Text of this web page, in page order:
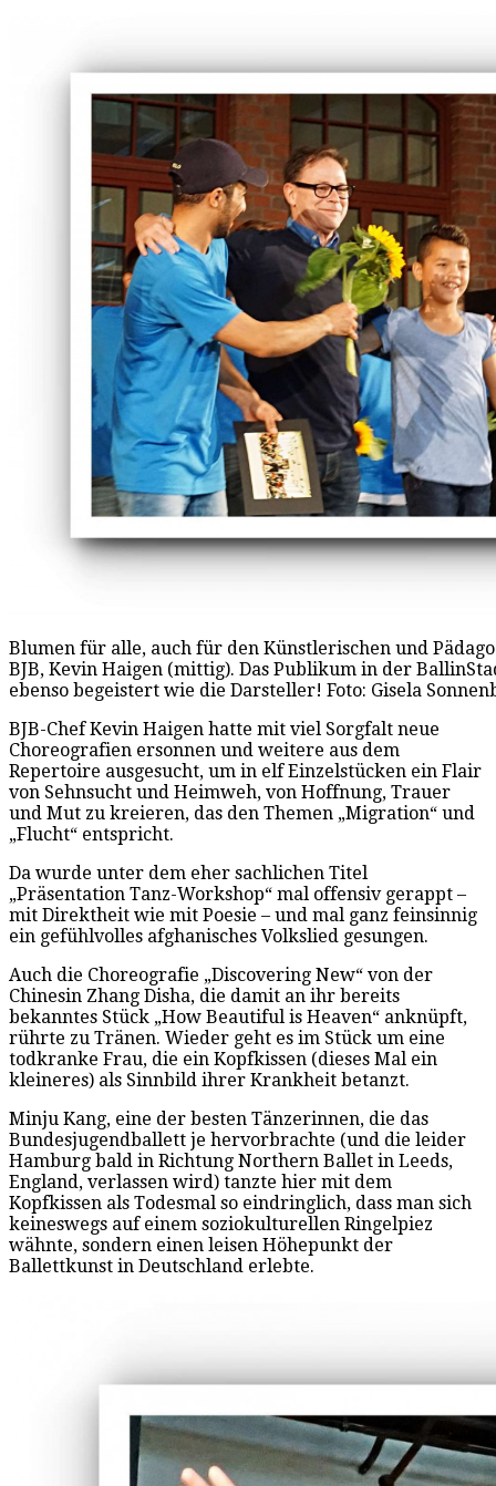
Blumen für alle, auch für den Künstlerischen und
BJB, Kevin Haigen (mittig). Das Publikum in der
ebenso begeistert wie die Darsteller! Foto: Gisela
BJB-Chef Kevin Haigen hatte mit viel Sorgfalt neue
Choreografien ersonnen und weitere aus dem
Repertoire ausgesucht, um in elf Einzelstücken ein Flair
von Sehnsucht und Heimweh, von Hoffnung, Trauer
und Mut zu kreieren, das den Themen „Migration“ und
„Flucht“ entspricht.
Da wurde unter dem eher sachlichen Titel
„Präsentation Tanz-Workshop“ mal offensiv gerappt –
mit Direktheit wie mit Poesie – und mal ganz feinsinnig
ein gefühlvolles afghanisches Volkslied gesungen.
Auch die Choreografie „Discovering New“ von der
Chinesin Zhang Disha, die damit an ihr bereits
bekanntes Stück „How Beautiful is Heaven“ anknüpft,
rührte zu Tränen. Wieder geht es im Stück um eine
todkranke Frau, die ein Kopfkissen (dieses Mal ein
kleineres) als Sinnbild ihrer Krankheit betanzt.
Minju Kang, eine der besten Tänzerinnen, die das
Bundesjugendballett je hervorbrachte (und die leider
Hamburg bald in Richtung Northern Ballet in Leeds,
England, verlassen wird) tanzte hier mit dem
Kopfkissen als Todesmal so eindringlich, dass man sich
keineswegs auf einem soziokulturellen Ringelpiez
wähnte, sondern einen leisen Höhepunkt der
Ballettkunst in Deutschland erlebte.